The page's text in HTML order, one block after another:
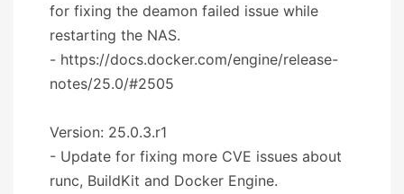
for fixing the deamon failed issue while
restarting the NAS.
- https://docs.docker.com/engine/release-
notes/25.0/#2505
Version: 25.0.3.r1
- Update for fixing more CVE issues about
runc, BuildKit and Docker Engine.